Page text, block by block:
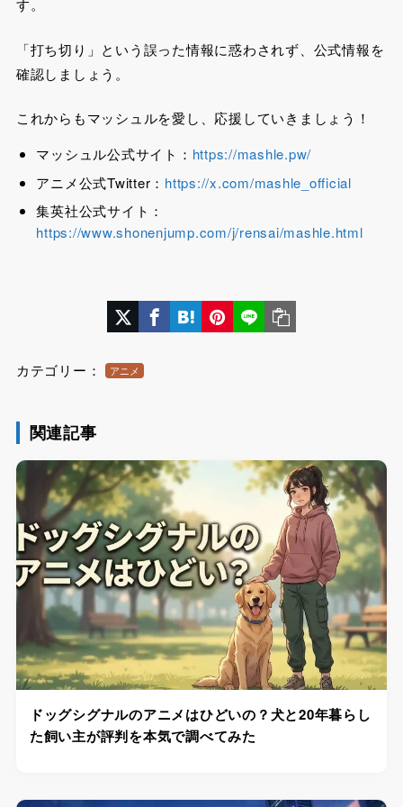
す。
「打ち切り」という誤った情報に惑わされず、公式情報を
確認しましょう。
これからもマッシュルを愛し、応援していきましょう！
マッシュル公式サイト： https://mashle.pw/
アニメ公式Twitter： https://x.com/mashle_official
集英社公式サイト：
https://www.shonenjump.com/j/rensai/mashle.html
カテゴリー： アニメ
関連記事
ドッグシグナルのアニメはひどいの？犬と20年暮らし
た飼い主が評判を本気で調べてみた